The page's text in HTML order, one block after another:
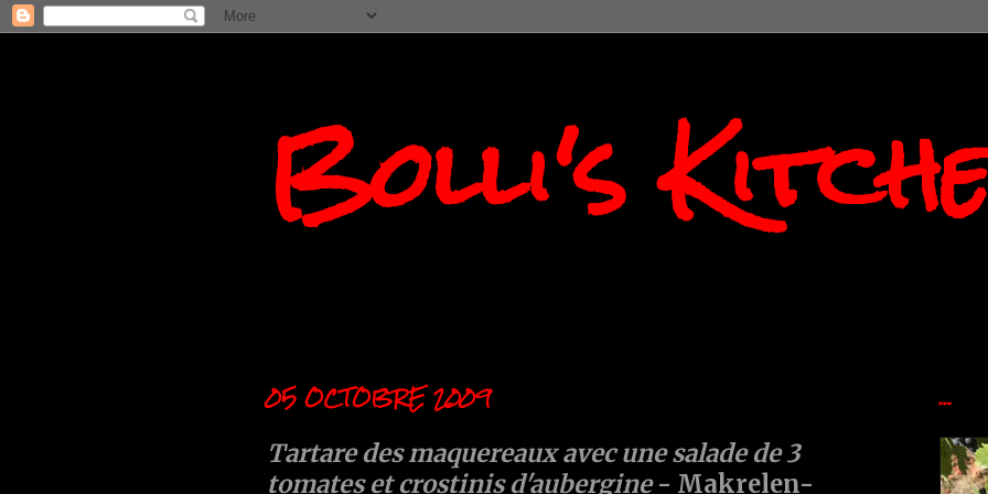
Bolli's
05 OCTOBRE 2009
Tartare des maquereaux avec une salade de 3
tomates et crostinis d'aubergine- Makrelen-
...